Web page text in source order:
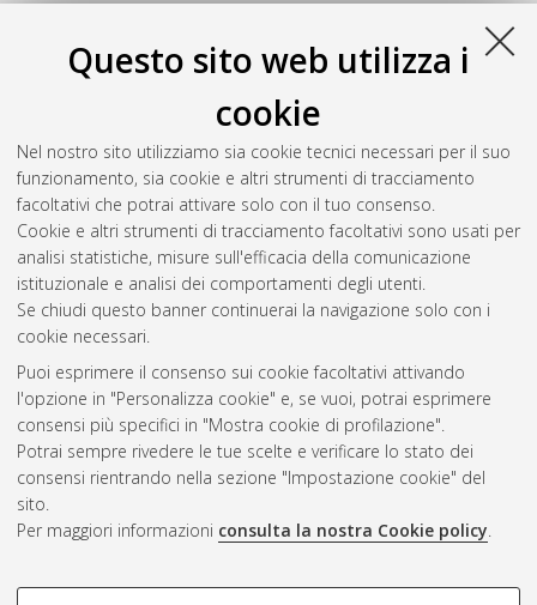
Questo sito web utilizza i
cookie
Nel nostro sito utilizziamo sia cookie tecnici necessari per il suo
funzionamento, sia cookie e altri strumenti di tracciamento
facoltativi che potrai attivare solo con il tuo consenso.
Cookie e altri strumenti di tracciamento facoltativi sono usati per
analisi statistiche, misure sull'efficacia della comunicazione
istituzionale e analisi dei comportamenti degli utenti.
Se chiudi questo banner continuerai la navigazione solo con i
cookie necessari.
Puoi esprimere il consenso sui cookie facoltativi attivando
l'opzione in "Personalizza cookie" e, se vuoi, potrai esprimere
consensi più specifici in "Mostra cookie di profilazione".
Potrai sempre rivedere le tue scelte e verificare lo stato dei
consensi rientrando nella sezione "Impostazione cookie" del
sito.
Per maggiori informazioni consulta la nostra Cookie policy.
COOKIE DI PROFILAZIONE -
Gestione del documento:
Atom
Rss 1.0
Rss 2.0
AMS Laurea
Impostazioni Cookie